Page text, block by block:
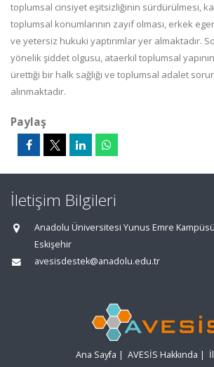
toplumsal cinsiyet eşitsizliğinin sürdürülmesi,
toplumsal konumlarının zayıf olması, erkek
ve yetersiz hukuki yaptırımlar yer almaktadır.
yönelik şiddet olgusu, ataerkil toplumsal
ürettiği bir halk sağlığı ve toplumsal adalet
alınmaktadır.
Paylaş
İletişim Bilgileri
Anadolu Üniversitesi Yunus Emre
Eskişehir
avesisdestek@anadolu.edu.tr
Ana Sayfa | AVESİS Hakkında |